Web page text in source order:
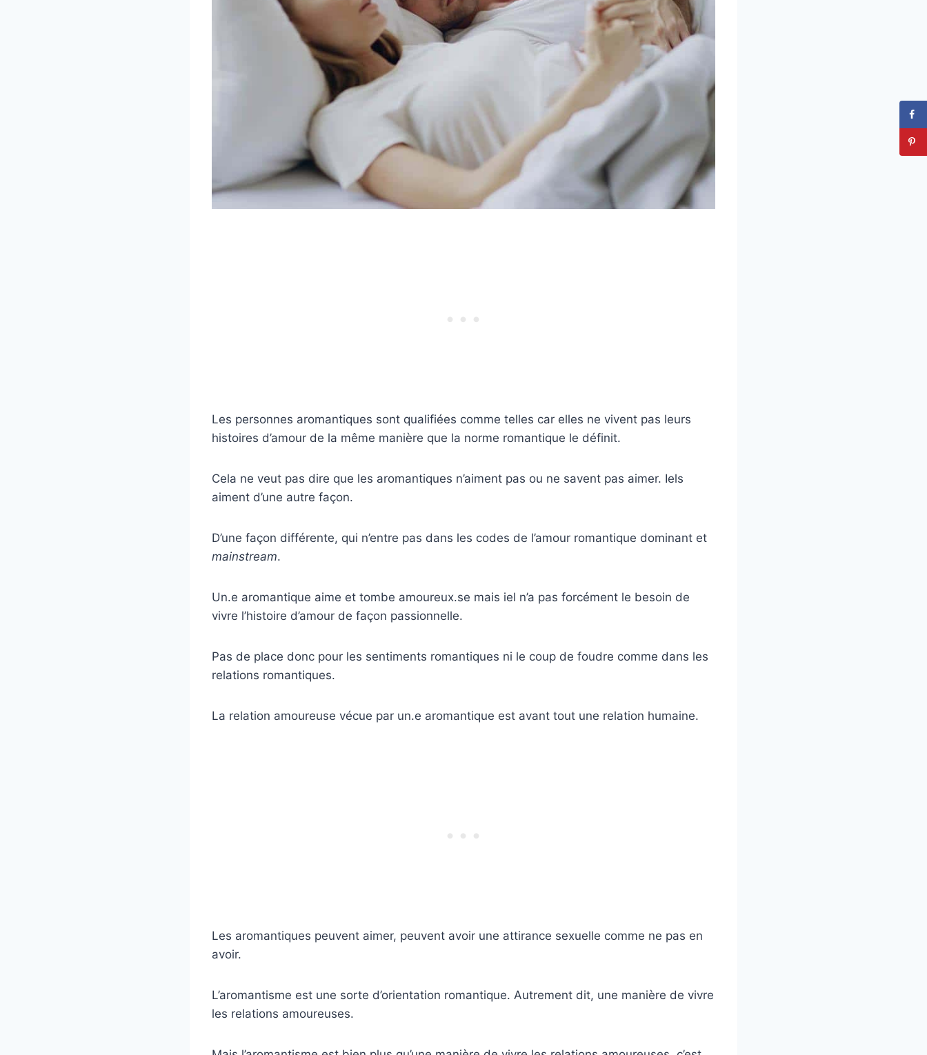
Les personnes aromantiques sont qualifiées comme telles car elles ne vivent pas leurs
histoires d’amour de la même manière que la norme romantique le définit.
Cela ne veut pas dire que les aromantiques n’aiment pas ou ne savent pas aimer. Iels
aiment d’une autre façon.
D’une façon différente, qui n’entre pas dans les codes de l’amour romantique dominant et
mainstream.
Un.e aromantique aime et tombe amoureux.se mais iel n’a pas forcément le besoin de
vivre l’histoire d’amour de façon passionnelle.
Pas de place donc pour les sentiments romantiques ni le coup de foudre comme dans les
relations romantiques.
La relation amoureuse vécue par un.e aromantique est avant tout une relation humaine.
Les aromantiques peuvent aimer, peuvent avoir une attirance sexuelle comme ne pas en
avoir.
L’aromantisme est une sorte d’orientation romantique. Autrement dit, une manière de vivre
les relations amoureuses.